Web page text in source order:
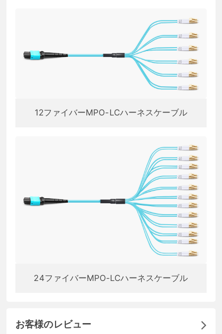
12ファイバーMPO-LCハーネスケーブル
24ファイバーMPO-LCハーネスケーブル
お客様のレビュー